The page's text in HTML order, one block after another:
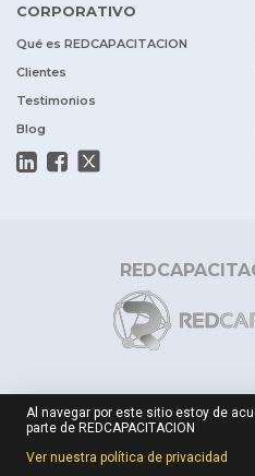
$ 139.990
CORPORATIVO
Qué es REDCAPACITACION
Clientes
Testimonios
Blog
Al navegar por este sitio estoy de
parte de REDCAPACITACION
Ver nuestra política de privacidad